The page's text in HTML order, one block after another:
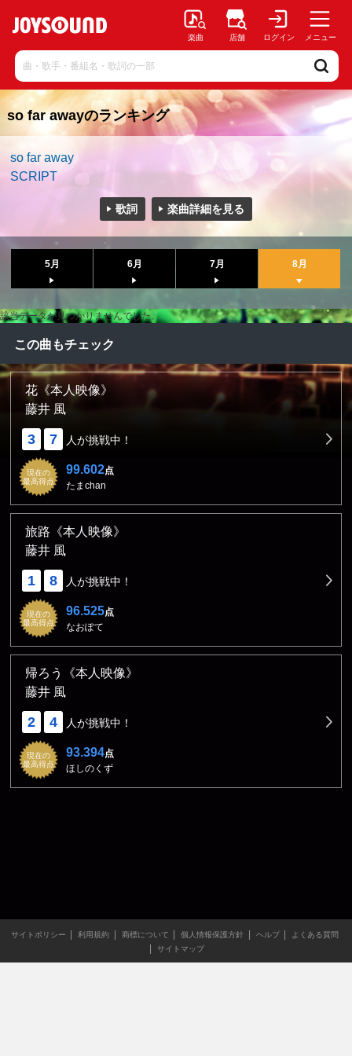
楽曲 店舗 ログイン メニュー
so far awayのランキング
so far away
SCRIPT
歌詞 楽曲詳細を見る
5月 6月 7月 8月
該当データが見つかりませんでした。
この曲もチェック
花《本人映像》
藤井 風
3 7 人が挑戦中！
現在の
最高得点
99.602点
たまchan
旅路《本人映像》
藤井 風
1 8 人が挑戦中！
現在の
最高得点
96.525点
なおぽて
帰ろう《本人映像》
藤井 風
2 4 人が挑戦中！
現在の
最高得点
93.394点
ほしのくず
サイトポリシー 利用規約 商標について 個人情報保護方針 ヘルプ
よくある質問
サイトマップ